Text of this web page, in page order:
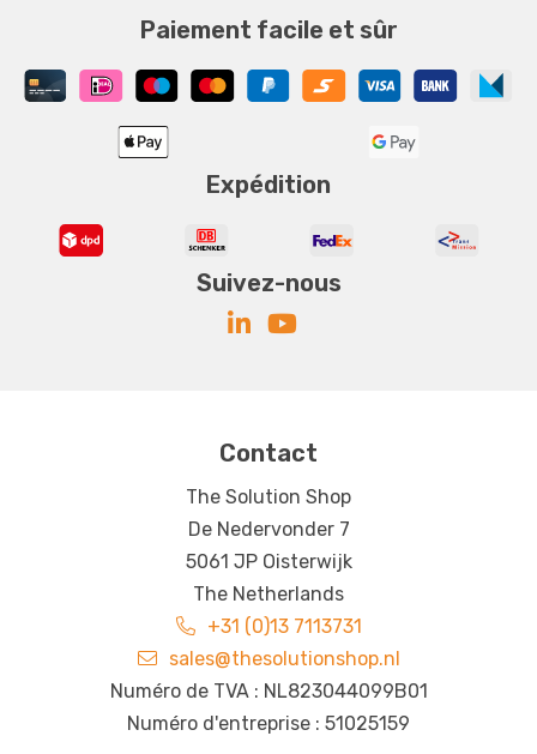
Paiement facile et sûr
Expédition
Suivez-nous
Contact
The Solution Shop
De Nedervonder 7
5061 JP Oisterwijk
The Netherlands
+31 (0)13 7113731
sales@thesolutionshop.nl
Numéro de TVA : NL823044099B01
Numéro d'entreprise : 51025159